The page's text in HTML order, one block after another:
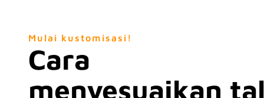
Mulai kustomisasi!
Cara
menyesuaikan